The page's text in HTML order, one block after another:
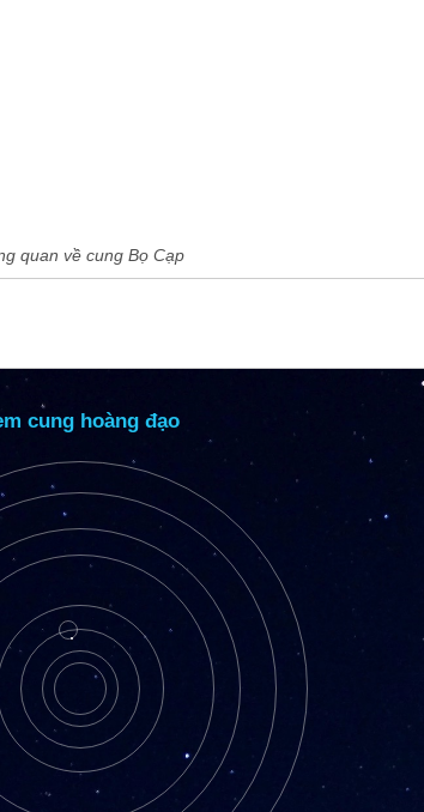
quan về cung Bọ Cạp
cung hoàng đạo